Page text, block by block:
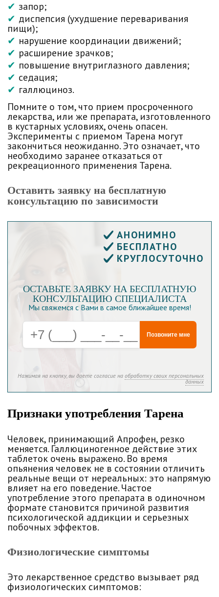
запор;
диспепсия (ухудшение переваривания
пищи);
нарушение координации движений;
расширение зрачков;
повышение внутриглазного давления;
седация;
галлюциноз.
Помните о том, что прием просроченного
лекарства, или же препарата, изготовленного
в кустарных условиях, очень опасен.
Эксперименты с приемом Тарена могут
закончиться неожиданно. Это означает, что
необходимо заранее отказаться от
рекреационного применения Тарена.
Оставить заявку на бесплатную
консультацию по зависимости
АНОНИМНО
БЕСПЛАТНО
КРУГЛОСУТОЧНО
ОСТАВЬТЕ ЗАЯВКУ НА БЕСПЛАТНУЮ
КОНСУЛЬТАЦИЮ СПЕЦИАЛИСТА
Мы свяжемся с Вами в самое ближайшее время!
Позвоните мне
Нажимая на кнопку, вы даете согласие на обработку своих персональных
данных
Признаки употребления Тарена
Человек, принимающий Апрофен, резко
меняется. Галлюциногенное действие этих
таблеток очень выражено. Во время
опьянения человек не в состоянии отличить
реальные вещи от нереальных: это напрямую
влияет на его поведение. Частое
употребление этого препарата в одиночном
формате становится причиной развития
психологической аддикции и серьезных
побочных эффектов.
Физиологические симптомы
Это лекарственное средство вызывает ряд
физиологических симптомов: